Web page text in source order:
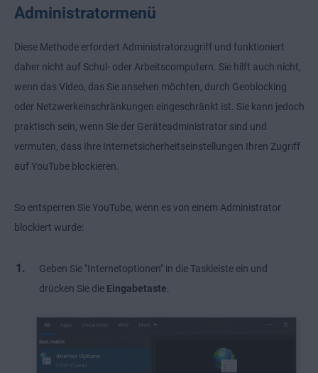
Administratormenü
Diese Methode erfordert Administratorzugriff und funktioniert
daher nicht auf Schul- oder Arbeitscomputern. Sie hilft auch nicht,
wenn das Video, das Sie ansehen möchten, durch Geoblocking
oder Netzwerkeinschränkungen eingeschränkt ist. Sie kann jedoch
praktisch sein, wenn Sie der Geräteadministrator sind und
vermuten, dass Ihre Internetsicherheitseinstellungen Ihren Zugriff
auf YouTube blockieren.
So entsperren Sie YouTube, wenn es von einem Administrator
blockiert wurde:
Geben Sie "Internetoptionen" in die Taskleiste ein und
drücken Sie die Eingabetaste